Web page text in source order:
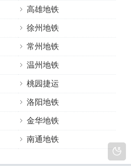
高雄地铁
徐州地铁
常州地铁
温州地铁
桃园捷运
洛阳地铁
金华地铁
南通地铁